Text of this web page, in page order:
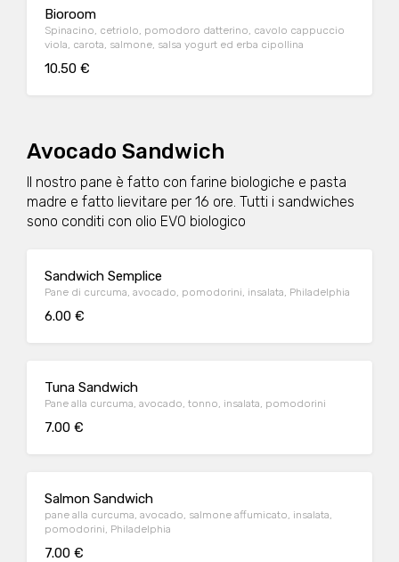
Bioroom
Spinacino, cetriolo, pomodoro datterino, cavolo cappuccio
viola, carota, salmone, salsa yogurt ed erba cipollina
10.50 €
Avocado Sandwich
Il nostro pane è fatto con farine biologiche e pasta
madre e fatto lievitare per 16 ore. Tutti i sandwiches
sono conditi con olio EVO biologico
Sandwich Semplice
Pane di curcuma, avocado, pomodorini, insalata, Philadelphia
6.00 €
Tuna Sandwich
Pane alla curcuma, avocado, tonno, insalata, pomodorini
7.00 €
Salmon Sandwich
pane alla curcuma, avocado, salmone affumicato, insalata,
pomodorini, Philadelphia
7.00 €